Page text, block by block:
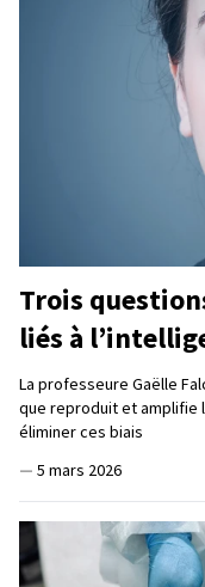
Trois
liés à
La professeure Gaëlle
que reproduit et amplifie
éliminer ces biais
— 5 mars 2026